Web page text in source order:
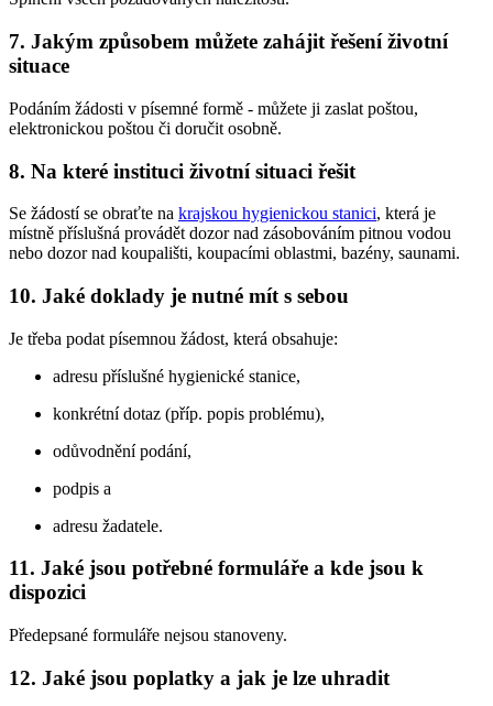
7. Jakým způsobem můžete zahájit řešení životní
situace
Podáním žádosti v písemné formě - můžete ji zaslat poštou,
elektronickou poštou či doručit osobně.
8. Na které instituci životní situaci řešit
Se žádostí se obraťte na krajskou hygienickou stanici, která je
místně příslušná provádět dozor nad zásobováním pitnou vodou
nebo dozor nad koupališti, koupacími oblastmi, bazény, saunami.
10. Jaké doklady je nutné mít s sebou
Je třeba podat písemnou žádost, která obsahuje:
adresu příslušné hygienické stanice,
konkrétní dotaz (příp. popis problému),
odůvodnění podání,
podpis a
adresu žadatele.
11. Jaké jsou potřebné formuláře a kde jsou k
dispozici
Předepsané formuláře nejsou stanoveny.
12. Jaké jsou poplatky a jak je lze uhradit